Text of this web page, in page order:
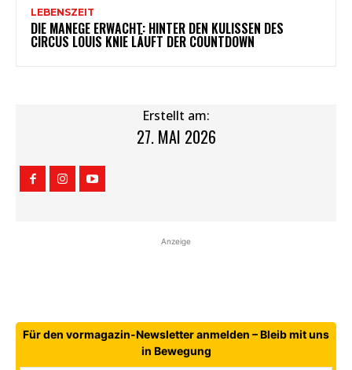
LEBENSZEIT
DIE MANEGE ERWACHT: HINTER DEN KULISSEN DES
CIRCUS LOUIS KNIE LÄUFT DER COUNTDOWN
Erstellt am:
27. MAI 2026
Anzeige
Für den vormagazin-Newsletter anmelden – Bleib mit uns
in Bewegung